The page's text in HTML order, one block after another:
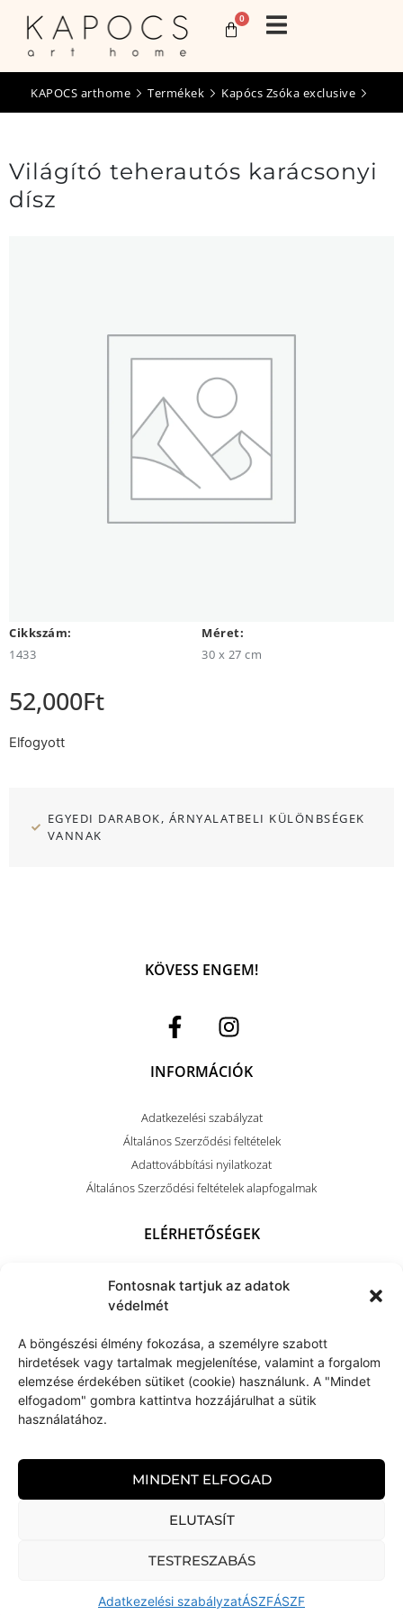
Fontosnak tartjuk az adatok
védelmét
A böngészési élmény fokozása, a személyre szabott
hirdetések vagy tartalmak megjelenítése, valamint a forgalom
elemzése érdekében sütiket (cookie) használunk. A "Mindet
elfogadom" gombra kattintva hozzájárulhat a sütik
használatához.
MINDENT ELFOGAD
ELUTASÍT
TESTRESZABÁS
Adatkezelési szabályzatÁSZFÁSZF
0
KAPOCS arthome Termékek Kapócs Zsóka exclusive
Világító teherautós karácsonyi
dísz
Cikkszám:
1433
Méret:
30 x 27 cm
52,000Ft
Elfogyott
EGYEDI DARABOK, ÁRNYALATBELI KÜLÖNBSÉGEK
VANNAK
KÖVESS ENGEM!
INFORMÁCIÓK
Adatkezelési szabályzat
Általános Szerződési feltételek
Adattovábbítási nyilatkozat
Általános Szerződési feltételek alapfogalmak
ELÉRHETŐSÉGEK
+36 (70) 703 4212
kapocsart@kapocsarthome.com
KAPOCS art home © 2026 Minden jog fenntartva